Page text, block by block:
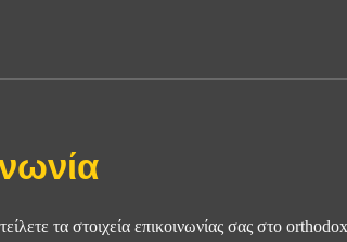
τείλετε τα στοιχεία επικοινωνίας σας στο